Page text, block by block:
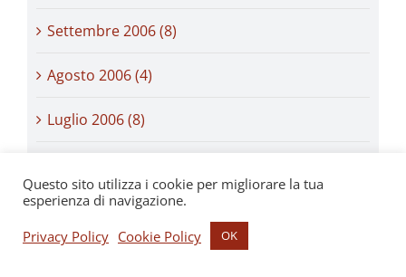
Settembre 2006 (8)
Agosto 2006 (4)
Luglio 2006 (8)
Maggio 2006 (7)
Questo sito utilizza i cookie per migliorare la tua
esperienza di navigazione.
Privacy Policy Cookie Policy OK